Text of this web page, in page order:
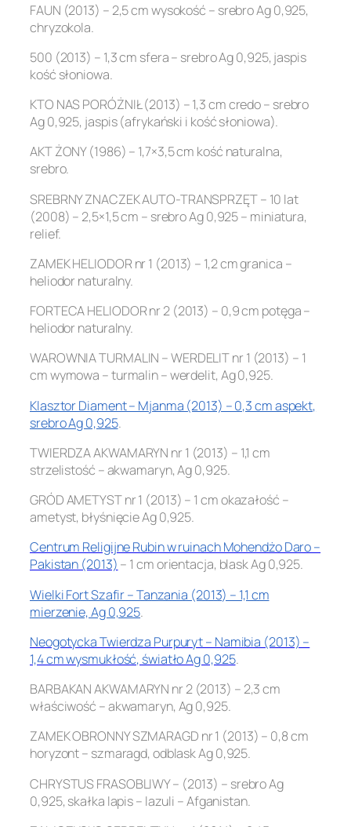
FAUN (2013) – 2,5 cm wysokość – srebro Ag 0,925,
chryzokola.
500 (2013) – 1,3 cm sfera – srebro Ag 0,925, jaspis
kość słoniowa.
KTO NAS PORÓŻNIŁ (2013) – 1,3 cm credo – srebro
Ag 0,925, jaspis (afrykański i kość słoniowa).
AKT ŻONY (1986) – 1,7×3,5 cm kość naturalna,
srebro.
SREBRNY ZNACZEK AUTO-TRANSPRZĘT – 10 lat
(2008) – 2,5×1,5 cm – srebro Ag 0,925 – miniatura,
relief.
ZAMEK HELIODOR nr 1 (2013) – 1,2 cm granica –
heliodor naturalny.
FORTECA HELIODOR nr 2 (2013) – 0,9 cm potęga –
heliodor naturalny.
WAROWNIA TURMALIN – WERDELIT nr 1 (2013) – 1
cm wymowa – turmalin – werdelit, Ag 0,925.
Klasztor Diament – Mjanma (2013) – 0,3 cm aspekt,
srebro Ag 0,925.
TWIERDZA AKWAMARYN nr 1 (2013) – 1,1 cm
strzelistość – akwamaryn, Ag 0,925.
GRÓD AMETYST nr 1 (2013) – 1 cm okazałość –
ametyst, błyśnięcie Ag 0,925.
Centrum Religijne Rubin w ruinach Mohendżo Daro –
Pakistan (2013) – 1 cm orientacja, blask Ag 0,925.
Wielki Fort Szafir – Tanzania (2013) – 1,1 cm
mierzenie, Ag 0,925.
Neogotycka Twierdza Purpuryt – Namibia (2013) –
1,4 cm wysmukłość, światło Ag 0,925.
BARBAKAN AKWAMARYN nr 2 (2013) – 2,3 cm
właściwość – akwamaryn, Ag 0,925.
ZAMEK OBRONNY SZMARAGD nr 1 (2013) – 0,8 cm
horyzont – szmaragd, odblask Ag 0,925.
CHRYSTUS FRASOBLIWY – (2013) – srebro Ag
0,925, skałka lapis – lazuli – Afganistan.